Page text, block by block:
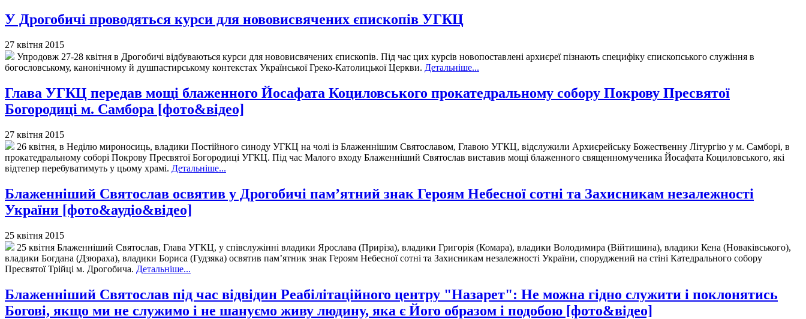
У Дрогобичі проводяться курси для нововисвячених єпископів УГКЦ
27 квітня 2015
Упродовж 27-28 квітня в Дрогобичі відбуваються курси для нововисвячених єпископів. Під час цих курсів новопоставлені архиєреї пізнають специфіку єпископського служіння в
богословському, канонічному й душпастирському контекстах Української Греко-Католицької Церкви. Детальніше...
Глава УГКЦ передав мощі блаженного Йосафата Коциловського прокатедральному собору Покрову Пресвятої
Богородиці м. Самбора [фото&відео]
27 квітня 2015
26 квітня, в Неділю мироносиць, владики Постійного синоду УГКЦ на чолі із Блаженнішим Святославом, Главою УГКЦ, відслужили Архиєрейську Божественну Літургію у м. Самборі, в
прокатедральному соборі Покрову Пресвятої Богородиці УГКЦ. Під час Малого входу Блаженніший Святослав виставив мощі блаженного священномученика Йосафата Коциловського, які
відтепер перебуватимуть у цьому храмі. Детальніше...
Блаженніший Святослав освятив у Дрогобичі пам’ятний знак Героям Небесної сотні та Захисникам незалежності
України [фото&аудіо&відео]
25 квітня 2015
25 квітня Блаженніший Святослав, Глава УГКЦ, у співслужінні владики Ярослава (Приріза), владики Григорія (Комара), владики Володимира (Війтишина), владики Кена (Новаківського),
владики Богдана (Дзюраха), владики Бориса (Гудзяка) освятив пам’ятник знак Героям Небесної сотні та Захисникам незалежності України, споруджений на стіні Катедрального собору
Пресвятої Трійці м. Дрогобича. Детальніше...
Блаженніший Святослав під час відвідин Реабілітаційного центру "Назарет": Не можна гідно служити і поклонятись
Богові, якщо ми не служимо і не шануємо живу людину, яка є Його образом і подобою [фото&відео]